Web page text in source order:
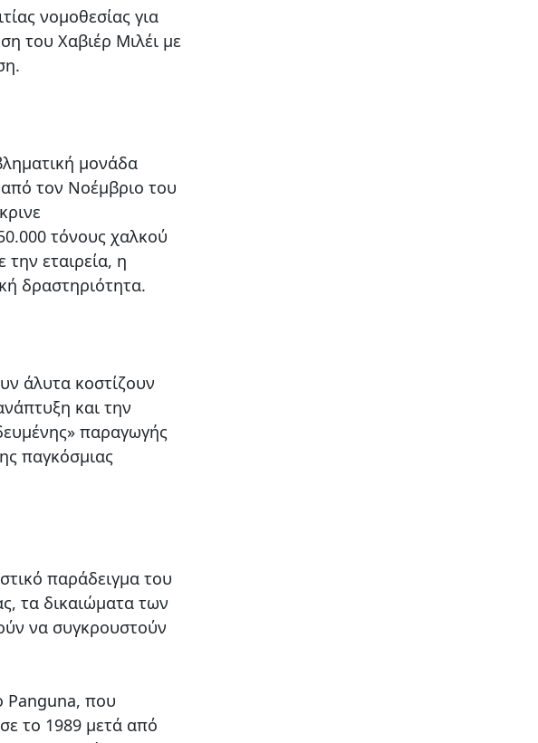
νομοθεσίας για
του Χαβιέρ Μιλέι με
μονάδα
τον Νοέμβριο του
τόνους χαλκού
εταιρεία, η
δραστηριότητα.
άλυτα κοστίζουν
και την
παραγωγής
παγκόσμιας
παράδειγμα του
τα δικαιώματα των
να συγκρουστούν
Panguna, που
το 1989 μετά από